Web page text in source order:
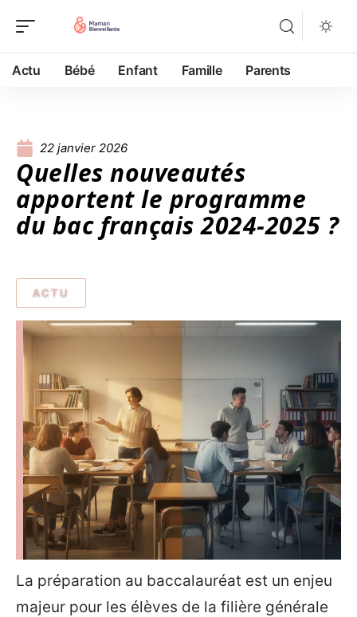
Actu Bébé Enfant Famille Parents
22 janvier 2026
Quelles nouveautés
apportent le programme
du bac français 2024-2025 ?
ACTU
La préparation au baccalauréat est un enjeu
majeur pour les élèves de la filière générale